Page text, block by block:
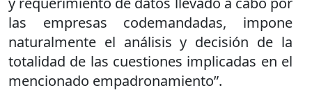
las empresas codemandadas, impone
naturalmente el análisis y decisión de la
totalidad de las cuestiones implicadas en el
mencionado empadronamiento”.